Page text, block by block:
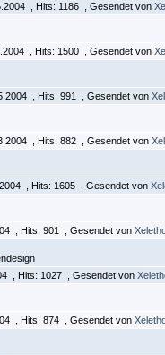
, Hits: 1186 , Gesendet von
, Hits: 1500 , Gesendet von
, Hits: 991 , Gesendet von
, Hits: 882 , Gesendet von
, Hits: 1605 , Gesendet von
, Hits: 901 , Gesendet von
, Hits: 1027 , Gesendet von
, Hits: 874 , Gesendet von